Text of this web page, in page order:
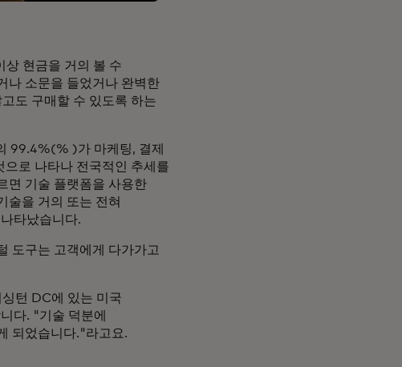
상 현금을 거의 볼 수
나 소문을 들었거나 완벽한
도 구매할 수 있도록 하는
99.4%(% )가 마케팅, 결제
으로 나타나 전국적인 추세를
면 기술 플랫폼을 사용한
을 거의 또는 전혀
타났습니다.
도구는 고객에게 다가가고
턴 DC에 있는 미국
다. "기술 덕분에
되었습니다."라고요.